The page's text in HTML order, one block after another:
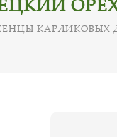
КАРЛИКОВЫХ